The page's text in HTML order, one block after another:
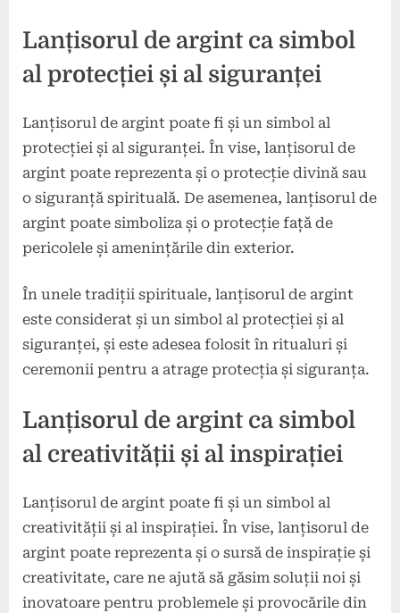
Lanțisorul de argint ca simbol
al protecției și al siguranței
Lanțisorul de argint poate fi și un simbol al
protecției și al siguranței. În vise, lanțisorul de
argint poate reprezenta și o protecție divină sau
o siguranță spirituală. De asemenea, lanțisorul de
argint poate simboliza și o protecție față de
pericolele și amenințările din exterior.
În unele tradiții spirituale, lanțisorul de argint
este considerat și un simbol al protecției și al
siguranței, și este adesea folosit în ritualuri și
ceremonii pentru a atrage protecția și siguranța.
Lanțisorul de argint ca simbol
al creativității și al inspirației
Lanțisorul de argint poate fi și un simbol al
creativității și al inspirației. În vise, lanțisorul de
argint poate reprezenta și o sursă de inspirație și
creativitate, care ne ajută să găsim soluții noi și
inovatoare pentru problemele și provocările din